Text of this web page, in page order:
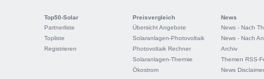
Top50-Solar
Partnerliste
Topliste
Registrieren
Preisvergleich
Übersicht Angebote
Solaranlagen-Photovoltaik
Photovoltaik Rechner
Solaranlagen-Thermie
Ökostrom
News
News - Nach
News - Nach
Archiv
Themen RSS-
News Disclaimer